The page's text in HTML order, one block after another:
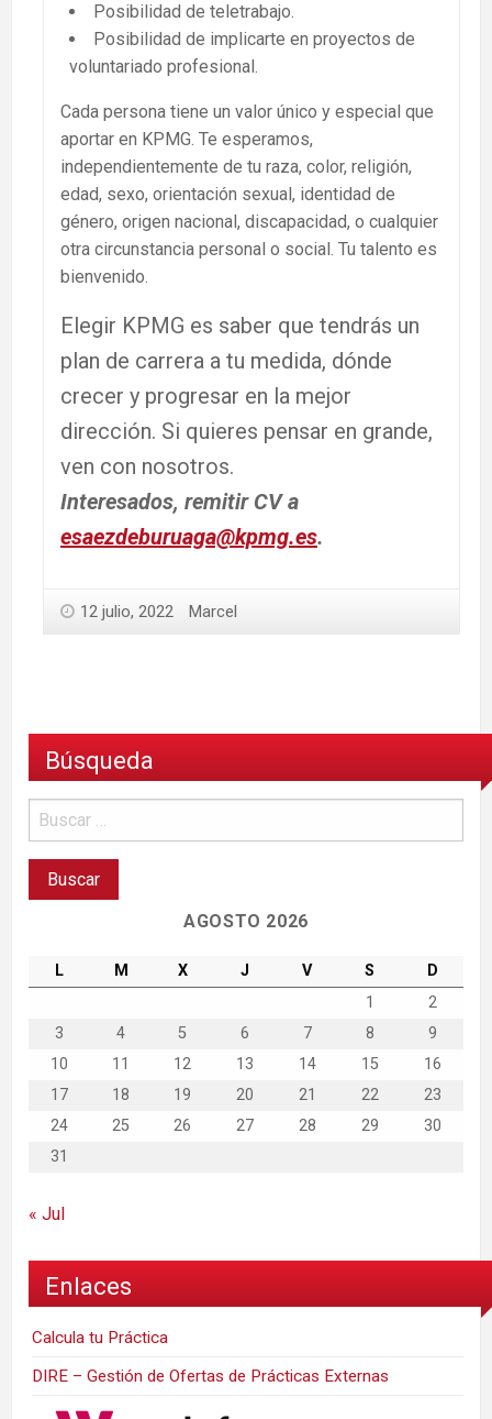
Posibilidad de teletrabajo.
Posibilidad de implicarte en proyectos de
voluntariado profesional.
Cada persona tiene un valor único y especial que
aportar en KPMG. Te esperamos,
independientemente de tu raza, color, religión,
edad, sexo, orientación sexual, identidad de
género, origen nacional, discapacidad, o cualquier
otra circunstancia personal o social. Tu talento es
bienvenido.
Elegir KPMG es saber que tendrás un
plan de carrera a tu medida, dónde
crecer y progresar en la mejor
dirección. Si quieres pensar en grande,
ven con nosotros.
Interesados, remitir CV a
esaezdeburuaga@kpmg.es.
12 julio, 2022 Marcel
Búsqueda
AGOSTO 2026
L M X J V S
D
1
2
3
4 5 6 7 8
9
10
11 12 13 14 15
16
17
18 19 20 21 22
23
24
25 26 27 28 29
30
31
« Jul
Enlaces
Calcula tu Práctica
DIRE – Gestión de Ofertas de Prácticas Externas